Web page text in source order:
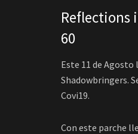
Reflections
60
Este 11 de
Shadowbringers.
Covi19.
Con este parche